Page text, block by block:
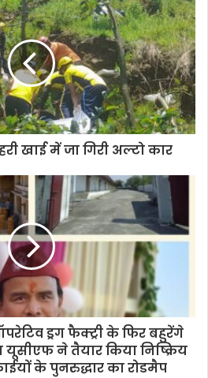
खाई में जा गिरी अल्टो कार
ड्रग फैक्ट्री के फिर बहुरेंगे
यूसीएफ ने तैयार किया निष्क्रिय
के पुनरुद्धार का रोडमैप